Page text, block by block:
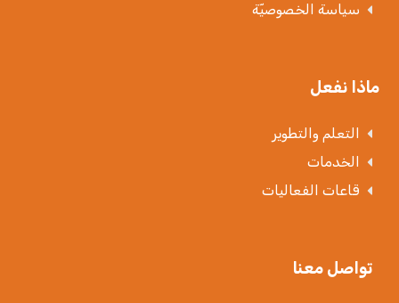
سياسة الخصوصيّة
ماذا نفعل
التعلم والتطوير
الخدمات
قاعات الفعاليات
تواصل معنا